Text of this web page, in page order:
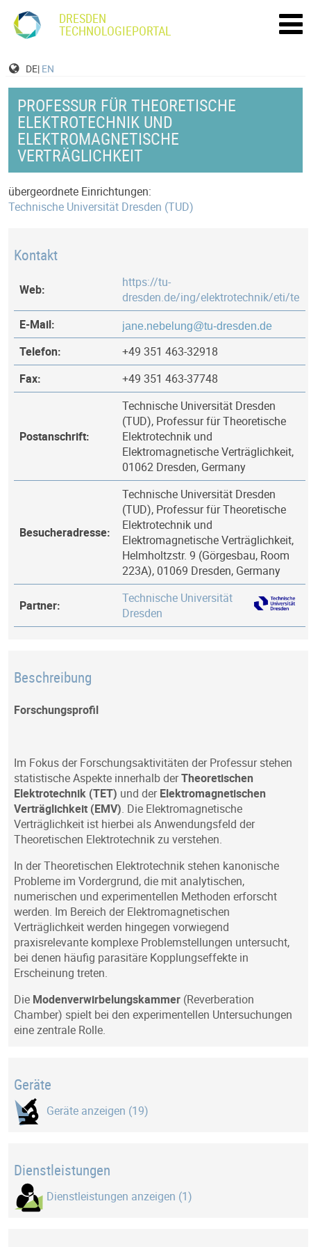
DRESDEN
TECHNOLOGIEPORTAL
DE| EN
PROFESSUR FÜR THEORETISCHE
ELEKTROTECHNIK UND
ELEKTROMAGNETISCHE
VERTRÄGLICHKEIT
übergeordnete Einrichtungen:
Technische Universität Dresden (TUD)
Kontakt
Web:
https://tu-
dresden.de/ing/elektrotechnik/eti/te
E-Mail:
Telefon:
+49 351 463-32918
Fax:
+49 351 463-37748
Postanschrift:
Technische Universität Dresden
(TUD), Professur für Theoretische
Elektrotechnik und
Elektromagnetische Verträglichkeit,
01062 Dresden, Germany
Besucheradresse:
Technische Universität Dresden
(TUD), Professur für Theoretische
Elektrotechnik und
Elektromagnetische Verträglichkeit,
Helmholtzstr. 9 (Görgesbau, Room
223A), 01069 Dresden, Germany
Partner:
Technische Universität
Dresden
Beschreibung
Forschungsprofil
Im Fokus der Forschungsaktivitäten der Professur stehen
statistische Aspekte innerhalb derTheoretischen
Elektrotechnik (TET) und derElektromagnetischen
Verträglichkeit (EMV). Die Elektromagnetische
Verträglichkeit ist hierbei als Anwendungsfeld der
Theoretischen Elektrotechnik zu verstehen.
In der Theoretischen Elektrotechnik stehen kanonische
Probleme im Vordergrund, die mit analytischen,
numerischen und experimentellen Methoden erforscht
werden. Im Bereich der Elektromagnetischen
Verträglichkeit werden hingegen vorwiegend
praxisrelevante komplexe Problemstellungen untersucht,
bei denen häufig parasitäre Kopplungseffekte in
Erscheinung treten.
Die Modenverwirbelungskammer (Reverberation
Chamber) spielt bei den experimentellen Untersuchungen
eine zentrale Rolle.
Geräte
Geräte anzeigen (19)
Dienstleistungen
Dienstleistungen anzeigen (1)